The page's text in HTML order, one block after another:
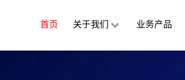
首页 关于我们 业务产品